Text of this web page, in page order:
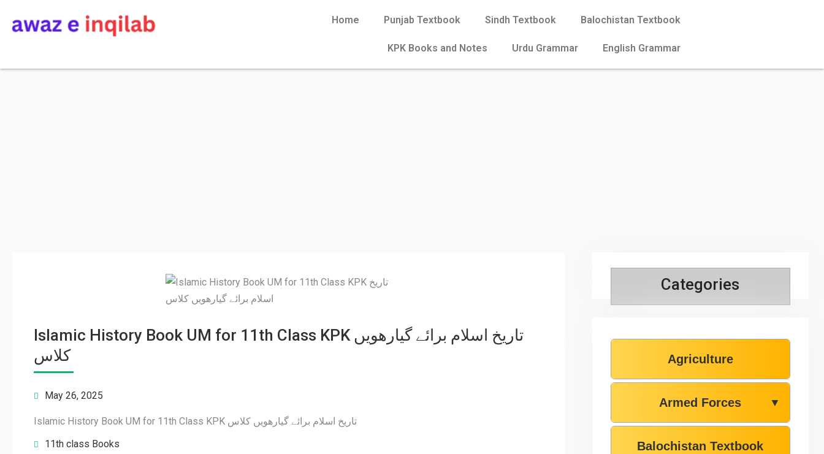
Home Punjab Textbook Sindh Textbook Balochistan Textbook
KPK Books and Notes Urdu Grammar English Grammar
Islamic History Book UM for 11th Class KPK تاریخ اسلام برائے گیارھویں
کلاس
May 26, 2025
Islamic History Book UM for 11th Class KPK تاریخ اسلام برائے گیارھویں کلاس
11th class Books
Categories
Agriculture
Armed Forces ▼
Balochistan Textbook